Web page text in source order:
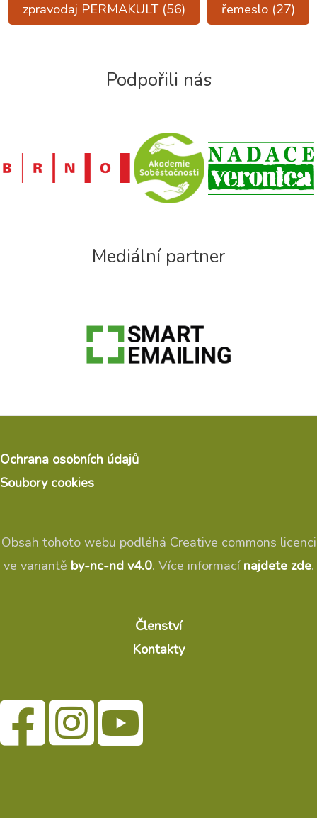
zpravodaj PERMAKULT(56) řemeslo(27)
Podpořili nás
Mediální partner
Ochrana osobních údajů
Soubory cookies
Obsah tohoto webu podléhá Creative commons licenci
ve variantě by-nc-nd v4.0. Více informací najdete zde.
Členství
Kontakty